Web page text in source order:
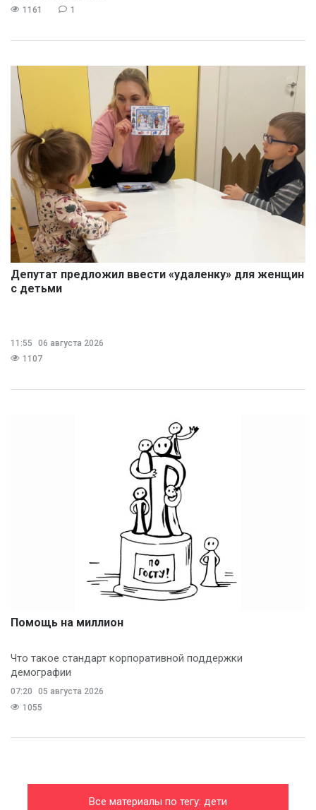
1161
1
Депутат предложил ввести «удаленку» для женщин
с детьми
11:55
06 августа 2026
1107
Помощь на миллион
Что такое стандарт корпоративной поддержки
демографии
07:20
05 августа 2026
1055
Все материалы по тегу: дети